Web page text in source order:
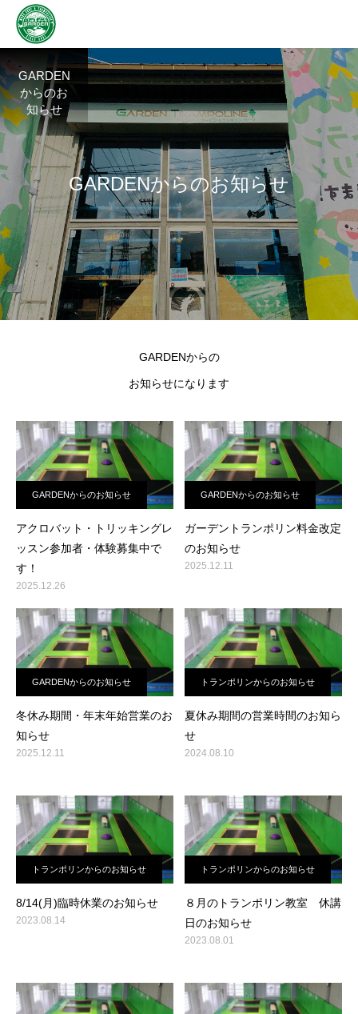
GARDEN
からのお
知らせ
GARDENからのお知らせ
GARDENからの
お知らせになります
GARDENからのお知らせ
アクロバット・トリッキングレ
ッスン参加者・体験募集中で
す！
2025.12.26
GARDENからのお知らせ
ガーデントランポリン料金改定
のお知らせ
2025.12.11
GARDENからのお知らせ
冬休み期間・年末年始営業のお
知らせ
2025.12.11
トランポリンからのお知らせ
夏休み期間の営業時間のお知ら
せ
2024.08.10
トランポリンからのお知らせ
8/14(月)臨時休業のお知らせ
2023.08.14
トランポリンからのお知らせ
８月のトランポリン教室 休講
日のお知らせ
2023.08.01